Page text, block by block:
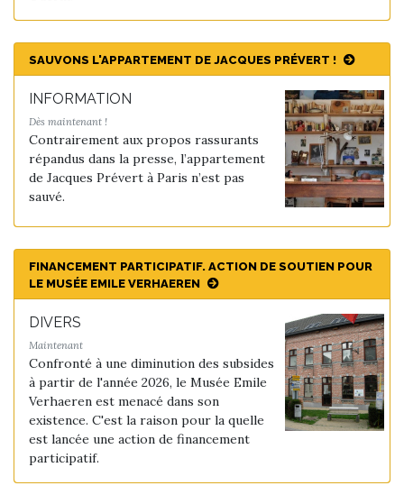
SAUVONS L'APPARTEMENT DE JACQUES PRÉVERT !
INFORMATION
Dès maintenant !
Contrairement aux propos rassurants
répandus dans la presse, l’appartement
de Jacques Prévert à Paris n’est pas
sauvé.
FINANCEMENT PARTICIPATIF. ACTION DE SOUTIEN POUR
LE MUSÉE EMILE VERHAEREN
DIVERS
Maintenant
Confronté à une diminution des subsides
à partir de l'année 2026, le Musée Emile
Verhaeren est menacé dans son
existence. C'est la raison pour la quelle
est lancée une action de financement
participatif.